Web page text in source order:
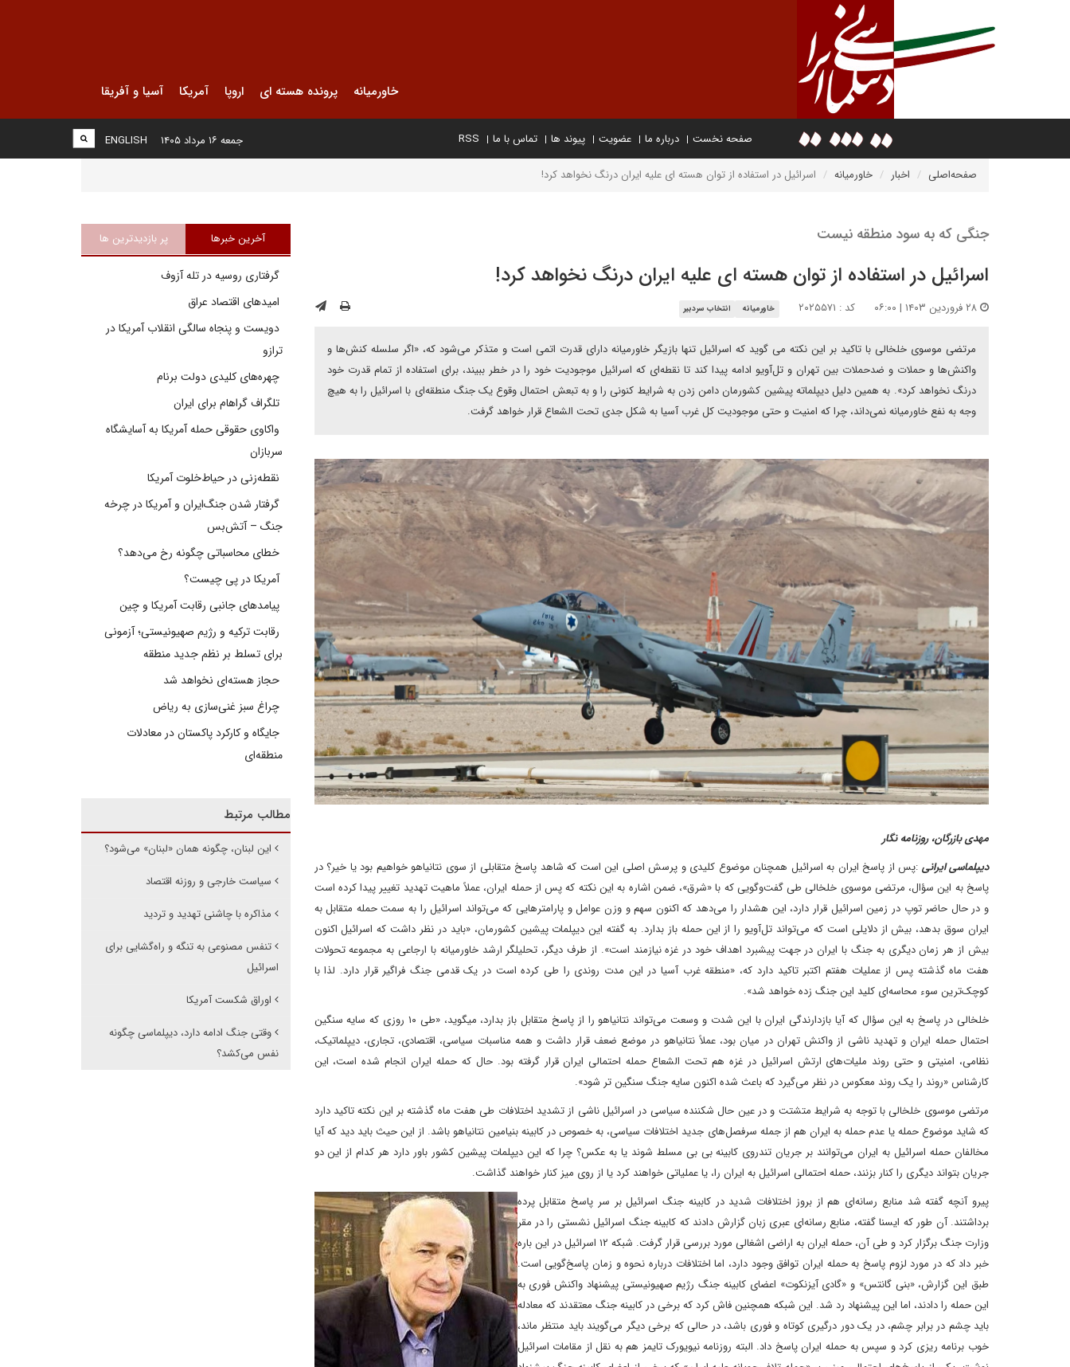
خاورمیانه پرونده هسته ای اروپا آمریکا آسیا و آفریقا
صفحه نخست درباره ما عضویت پیوند ها تماس با ما RSS
ENGLISH جمعه ۱۶ مرداد ۱۴۰۵
صفحه‌اصلی اخبار خاورمیانه اسرائیل در استفاده از توان هسته ای علیه ایران درنگ نخواهد کرد!
جنگی که به سود منطقه نیست
اسرائیل در استفاده از توان هسته ای علیه ایران درنگ نخواهد کرد!
کد : ۲۰۲۵۵۷۱ خاورمیانه انتخاب سردبیر
مرتضی موسوی خلخالی با تاکید بر این نکته می گوید که اسرائیل تنها بازیگر خاورمیانه دارای قدرت اتمی است و متذکر می‌شود که، «اگر سلسله کنش‌ها و
واکنش‌ها و حملات و ضدحملات بین تهران و تل‌آویو ادامه پیدا کند تا نقطه‌ای که اسرائیل موجودیت خود را در خطر ببیند، برای استفاده از تمام قدرت خود
درنگ نخواهد کرد». به همین دلیل دیپلماته پیشین کشورمان دامن زدن به شرایط کنونی را و به تبعش احتمال وقوع یک جنگ منطقه‌ای با اسرائیل را به هیچ
وجه به نفع خاورمیانه نمی‌داند، چرا که امنیت و حتی موجودیت کل غرب آسیا به شکل جدی تحت الشعاع قرار خواهد گرفت.
مهدی بازرگان، روزنامه نگار
دیپلماسی ایرانی :پس از پاسخ ایران به اسرائیل همچنان موضوع کلیدی و پرسش اصلی این است که شاهد پاسخ متقابلی از سوی نتانیاهو خواهیم بود یا خیر؟ در
پاسخ به این سؤال، مرتضی موسوی خلخالی طی گفت‌وگویی که با «شرق»، ضمن اشاره به این نکته که پس از حمله ایران، عملاً ماهیت تهدید تغییر پیدا کرده است
و در حال حاضر توپ در زمین اسرائیل قرار دارد، این هشدار را می‌دهد که اکنون سهم و وزن عوامل و پارامترهایی که می‌تواند اسرائیل را به سمت حمله متقابل به
ایران سوق بدهد، بیش از دلایلی است که می‌تواند تل‌‌آویو را از این حمله باز بدارد. به گفته این دیپلمات پیشین کشورمان، «باید در نظر داشت که اسرائیل اکنون
بیش از هر زمان دیگری به جنگ با ایران در جهت پیشبرد اهداف خود در غزه نیازمند است». از طرف دیگر، تحلیلگر ارشد خاورمیانه با ارجاعی به مجموعه تحولات
هفت ماه گذشته پس از عملیات هفتم اکتبر تاکید دارد که، «منطقه غرب آسیا در این مدت روندی را طی کرده است در یک قدمی جنگ فراگیر قرار دارد. لذا با
کوچک‌ترین سوء محاسه‌ای کلید این جنگ زده خواهد شد».
خلخالی در پاسخ به این سؤال که آیا بازدارندگی ایران با این شدت و وسعت می‌تواند نتانیاهو را از پاسخ متقابل باز بدارد، میگوید، «طی ۱۰ روزی که سایه سنگین
احتمال حمله ایران و تهدید ناشی از واکنش تهران در میان بود، عملاً نتانیاهو در موضع ضعف قرار داشت و همه مناسبات سیاسی، اقتصادی، تجاری، دیپلماتیک،
نظامی، امنیتی و حتی روند ملیات‌های ارتش اسرائیل در غزه هم تحت الشعاع حمله احتمالی ایران قرار گرفته بود. حال که حمله ایران انجام شده است، این
کارشناس «روند را یک روند معکوس در نظر می‌گیرد که باعث شده اکنون سایه جنگ سنگین تر شود».
مرتضی موسوی خلخالی با توجه به شرایط متشتت و در عین حال شکننده سیاسی در اسرائیل ناشی از تشدید اختلافات طی هفت ماه گذشته بر این نکته تاکید دارد
که شاید موضوع حمله یا عدم حمله به ایران هم از جمله سرفصل‌های جدید اختلافات سیاسی، به خصوص در کابینه بنیامین نتانیاهو باشد. از این حیث باید دید که آیا
مخالفان حمله اسرائیل به ایران می‌توانند بر جریان تندروی کابینه بی بی مسلط شوند یا به عکس؟ چرا که این دیپلمات پیشین کشور باور دارد هر کدام از این دو
جریان بتواند دیگری را کنار بزنند، حمله احتمالی اسرائیل به ایران را، یا عملیاتی خواهند کرد یا از روی میز کنار خواهند گذاشت.
پیرو آنچه گفته شد منابع رسانه‌ای هم از بروز اختلافات شدید در کابینه جنگ اسرائیل بر سر پاسخ متقابل پرده
برداشتند. آن طور که ایسنا گفته، منابع رسانه‌ای عبری زبان گزارش دادند که کابینه جنگ اسرائیل نشستی را در مقر
وزارت جنگ برگزار کرد و طی آن، حمله ایران به اراضی اشغالی مورد بررسی قرار گرفت. شبکه ۱۲ اسرائیل در این باره
خبر داد که در مورد لزوم پاسخ به حمله ایران توافق وجود دارد، اما اختلافات درباره نحوه و زمان پاسخ‌گویی است.
طبق این گزارش، «بنی گانتس» و «گادی آیزنکوت» اعضای کابینه جنگ رژیم صهیونیستی پیشنهاد واکنش فوری به
این حمله را دادند، اما این پیشنهاد رد شد. این شبکه همچنین فاش کرد که برخی در کابینه جنگ معتقدند که معادله
باید چشم در برابر چشم، در یک دور درگیری کوتاه و فوری باشد، در حالی که برخی دیگر می‌گویند باید منتظر ماند،
خوب برنامه ریزی کرد و سپس به حمله ایران پاسخ داد. البته روزنامه نیویورک تایمز هم به نقل از مقامات اسرائیل
آخرین خبرها پر بازدیدترین ها
گرفتاری روسیه در تله آزوف
امیدهای اقتصاد عراق
دویست و پنجاه سالگی انقلاب آمریکا در
ترازو
چهره‌های کلیدی دولت برنام
تلگراف گراهام برای ایران
واکاوی حقوقی حمله آمریکا به آسایشگاه
سربازان
نقطه‌زنی در حیاط‌خلوت آمریکا
گرفتار شدن جنگ‌ایران و آمریکا در چرخه
جنگ – آتش‌بس
خطای محاسباتی چگونه رخ می‌دهد؟
آمریکا در پی چیست؟
پیامدهای جانبی رقابت آمریکا و چین
رقابت ترکیه و رژیم صهیونیستی؛ آزمونی
برای تسلط بر نظم جدید منطقه
حجاز هسته‌ای نخواهد شد
چراغ سبز غنی‌سازی به ریاض
جایگاه و کارکرد پاکستان در معادلات
منطقه‌ای
مطالب مرتبط
این لبنان، چگونه همان «لبنان» می‌شود؟
سیاست خارجی و روزنه اقتصاد
مذاکره با چاشنی تهدید و تردید
تنفس مصنوعی به تنگه و راه‌گشایی برای
اسرائیل
اوراق شکست آمریکا
وقتی جنگ ادامه دارد، دیپلماسی چگونه
نفس می‌کشد؟